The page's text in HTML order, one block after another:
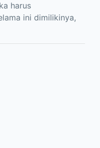
harus
ini dimilikinya,